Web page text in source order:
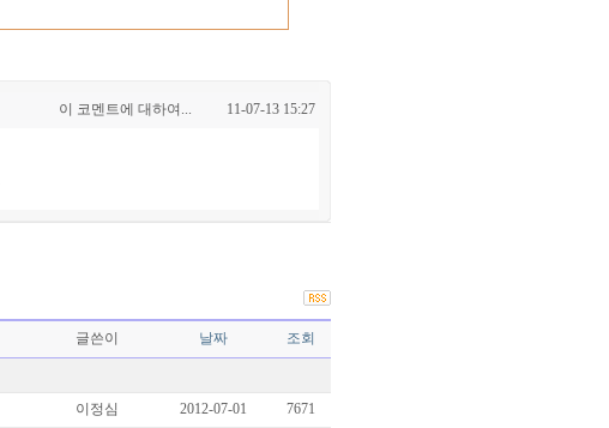
이 코멘트에 대하여... 11-07-13 15:27
글쓴이 날짜 조회
이정심 2012-07-01 7671